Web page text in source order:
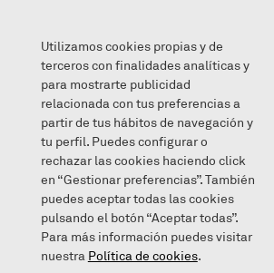
Primary 4 is going to the Doctor Proctor
2021/10/18
Utilizamos cookies propias y de
terceros con finalidades analíticas y
para mostrarte publicidad
relacionada con tus preferencias a
partir de tus hábitos de navegación y
tu perfil. Puedes configurar o
rechazar las cookies haciendo click
en “Gestionar preferencias”. También
puedes aceptar todas las cookies
pulsando el botón “Aceptar todas”.
Para más información puedes visitar
nuestra Política de cookies.